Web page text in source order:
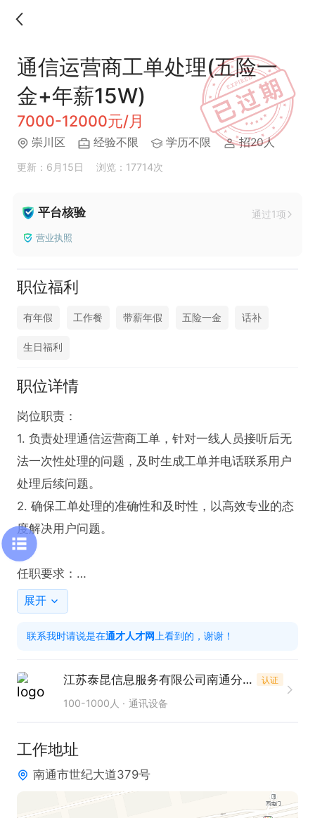
通信运营商工单处理(五险一
金+年薪15W)
7000-12000元/月
崇川区 经验不限 学历不限 招20人
更新：6月15日 浏览：17714次
平台核验 通过1项
营业执照
职位福利
有年假 工作餐 带薪年假 五险一金 话补
生日福利
职位详情
岗位职责：
1. 负责处理通信运营商工单，针对一线人员接听后无
法一次性处理的问题，及时生成工单并电话联系用户
处理后续问题。
2. 确保工单处理的准确性和及时性，以高效专业的态
度解决用户问题。
任职要求：
1. 具备良好的沟通能力，能够清晰、准确地与用户进
2. 拥有较强的问题解决能力，可有效处理各类通信相
3. 工作认真负责，注重服务质量，以保障工单处理的
只需两步，轻松找工作：1、先点击投简历；2、再打
电话。联系时请说在【通才人才网】上看到的！
展开
联系我时请说是在通才人才网 上看到的，谢谢！
江苏泰昆信息服务有限公司南通分公司 认证
100-1000人 通讯设备
工作地址
南通市世纪大道379号